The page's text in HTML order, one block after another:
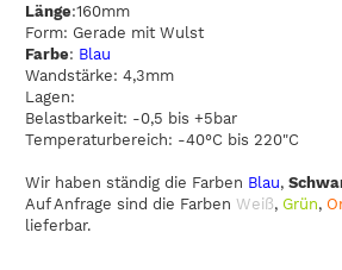
Länge:160mm
Form: Gerade mit Wulst
Farbe: Blau
Wandstärke: 4,3mm
Lagen:
Belastbarkeit: -0,5 bis +5bar
Temperaturbereich: -40°C bis 220"C
Wir haben ständig die Farben Blau,
Auf Anfrage sind die Farben Weiß, Grün,
lieferbar.